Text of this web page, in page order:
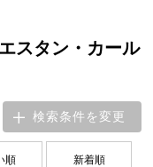
スタン・カール
検索条件を変更
順 新着順